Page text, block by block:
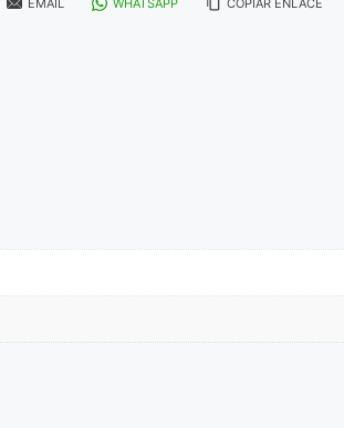
EMAIL WHATSAPP COPIAR ENLACE